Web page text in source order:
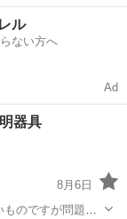
えるものをリユー
ル
ない方へ
Ad
器具
8月6日
のですが問題な